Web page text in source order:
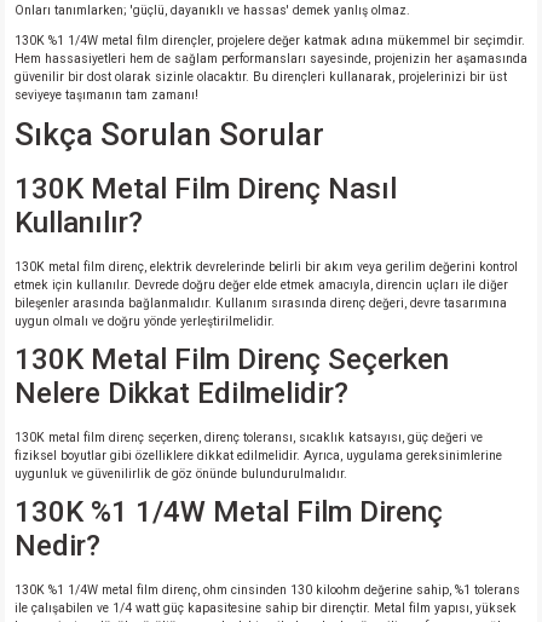
Onları tanımlarken; 'güçlü, dayanıklı ve hassas' demek yanlış olmaz.
130K %1 1/4W metal film dirençler, projelere değer katmak adına mükemmel bir seçimdir.
Hem hassasiyetleri hem de sağlam performansları sayesinde, projenizin her aşamasında
güvenilir bir dost olarak sizinle olacaktır. Bu dirençleri kullanarak, projelerinizi bir üst
seviyeye taşımanın tam zamanı!
Sıkça Sorulan Sorular
130K Metal Film Direnç Nasıl
Kullanılır?
130K metal film direnç, elektrik devrelerinde belirli bir akım veya gerilim değerini kontrol
etmek için kullanılır. Devrede doğru değer elde etmek amacıyla, direncin uçları ile diğer
bileşenler arasında bağlanmalıdır. Kullanım sırasında direnç değeri, devre tasarımına
uygun olmalı ve doğru yönde yerleştirilmelidir.
130K Metal Film Direnç Seçerken
Nelere Dikkat Edilmelidir?
130K metal film direnç seçerken, direnç toleransı, sıcaklık katsayısı, güç değeri ve
fiziksel boyutlar gibi özelliklere dikkat edilmelidir. Ayrıca, uygulama gereksinimlerine
uygunluk ve güvenilirlik de göz önünde bulundurulmalıdır.
130K %1 1/4W Metal Film Direnç
Nedir?
130K %1 1/4W metal film direnç, ohm cinsinden 130 kiloohm değerine sahip, %1 tolerans
ile çalışabilen ve 1/4 watt güç kapasitesine sahip bir dirençtir. Metal film yapısı, yüksek